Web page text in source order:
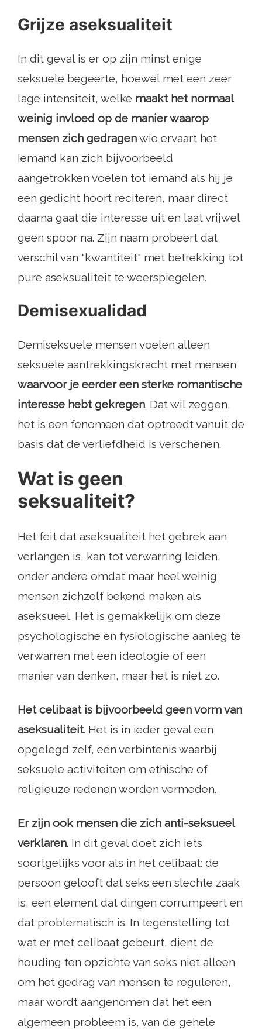
Grijze aseksualiteit
In dit geval is er op zijn minst enige
seksuele begeerte, hoewel met een zeer
lage intensiteit, welke maakt het normaal
weinig invloed op de manier waarop
mensen zich gedragenwie ervaart het
Iemand kan zich bijvoorbeeld
aangetrokken voelen tot iemand als hij je
een gedicht hoort reciteren, maar direct
daarna gaat die interesse uit en laat vrijwel
geen spoor na. Zijn naam probeert dat
verschil van "kwantiteit" met betrekking tot
pure aseksualiteit te weerspiegelen.
Demisexualidad
Demiseksuele mensen voelen alleen
seksuele aantrekkingskracht met mensen
waarvoor je eerder een sterke romantische
interesse hebt gekregen. Dat wil zeggen,
het is een fenomeen dat optreedt vanuit de
basis dat de verliefdheid is verschenen.
Wat is geen
seksualiteit?
Het feit dat aseksualiteit het gebrek aan
verlangen is, kan tot verwarring leiden,
onder andere omdat maar heel weinig
mensen zichzelf bekend maken als
aseksueel. Het is gemakkelijk om deze
psychologische en fysiologische aanleg te
verwarren met een ideologie of een
manier van denken, maar het is niet zo.
Het celibaat is bijvoorbeeld geen vorm van
aseksualiteit. Het is in ieder geval een
opgelegd zelf, een verbintenis waarbij
seksuele activiteiten om ethische of
religieuze redenen worden vermeden.
Er zijn ook mensen die zich anti-seksueel
verklaren. In dit geval doet zich iets
soortgelijks voor als in het celibaat: de
persoon gelooft dat seks een slechte zaak
is, een element dat dingen corrumpeert en
dat problematisch is. In tegenstelling tot
wat er met celibaat gebeurt, dient de
houding ten opzichte van seks niet alleen
om het gedrag van mensen te reguleren,
maar wordt aangenomen dat het een
algemeen probleem is, van de gehele